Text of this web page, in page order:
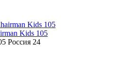
Kids 105
Россия 24